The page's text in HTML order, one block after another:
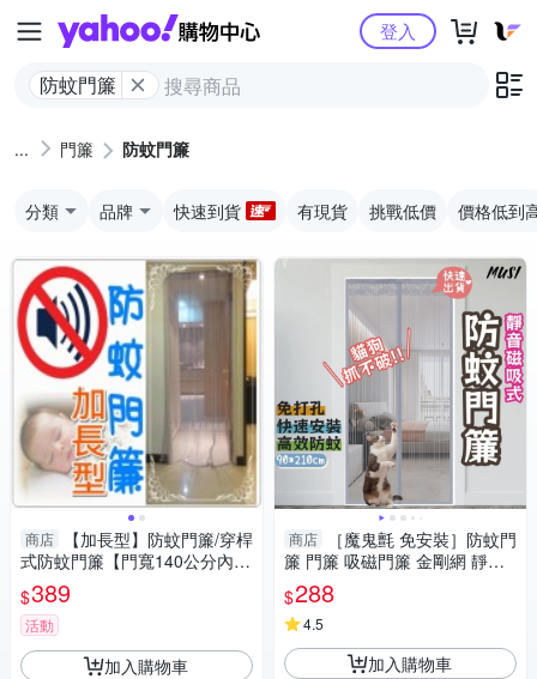
Yahoo購物中心
防蚊門簾
登入
門簾 防蚊門簾
分類 品牌 快速到貨 有現貨 挑戰低價 價格低到
商店
【加長型】防蚊門簾/穿桿
式防蚊門簾【門寬140公分內可
使用】免磁條/免圖釘/完全無聲
音/台灣製
$389
活動
加入購物車
商店
［魔鬼氈 免安裝］防蚊門
簾 門簾 吸磁門簾 金剛網 靜音
磁吸 蚊帳門簾 長門簾 防蚊 磁
吸門簾
$288
4.5
加入購物車